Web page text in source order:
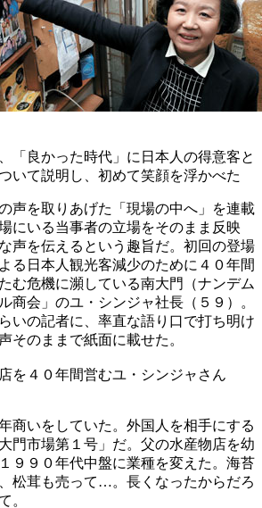
「良かった時代」に日本人の得意客と
いて説明し、初めて笑顔を浮かべた
声を取りあげた「現場の中へ」を連載
にいる当事者の立場をそのまま反映
声を伝えるという趣旨だ。初回の登場
る日本人観光客減少のために４０年間
む危機に瀕している南大門（ナンデム
商会」のユ・シンジャ社長（５９）。
いの記者に、率直な語り口で打ち明け
そのままで紙面に載せた。
を４０年間営むユ・シンジャさん
商いをしていた。外国人を相手にする
門市場第１号」だ。父の水産物店を幼
９９０年代中盤に業種を変えた。海苔
松茸も売って…。長くなったからだろ
。